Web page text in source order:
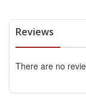
Reviews
There are no